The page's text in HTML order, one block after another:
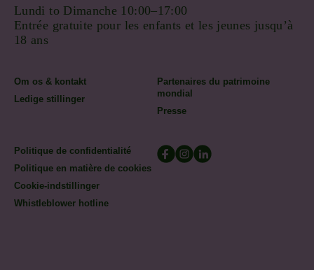
Lundi to Dimanche 10:00–17:00
Entrée gratuite pour les enfants et les jeunes jusqu’à
18 ans
Om os & kontakt
Ledige stillinger
Partenaires du patrimoine
mondial
Presse
Politique de confidentialité
Politique en matière de cookies
Cookie-indstillinger
Whistleblower hotline